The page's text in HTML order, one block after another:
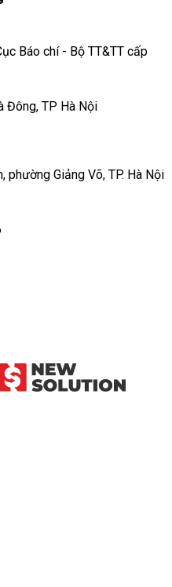
Báo chí - Bộ TT&TT cấp
Đông, TP Hà Nội
phường Giảng Võ, TP. Hà Nội